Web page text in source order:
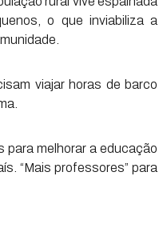
o que inviabiliza a
viajar horas de barco
para melhorar a educação
“Mais professores” para